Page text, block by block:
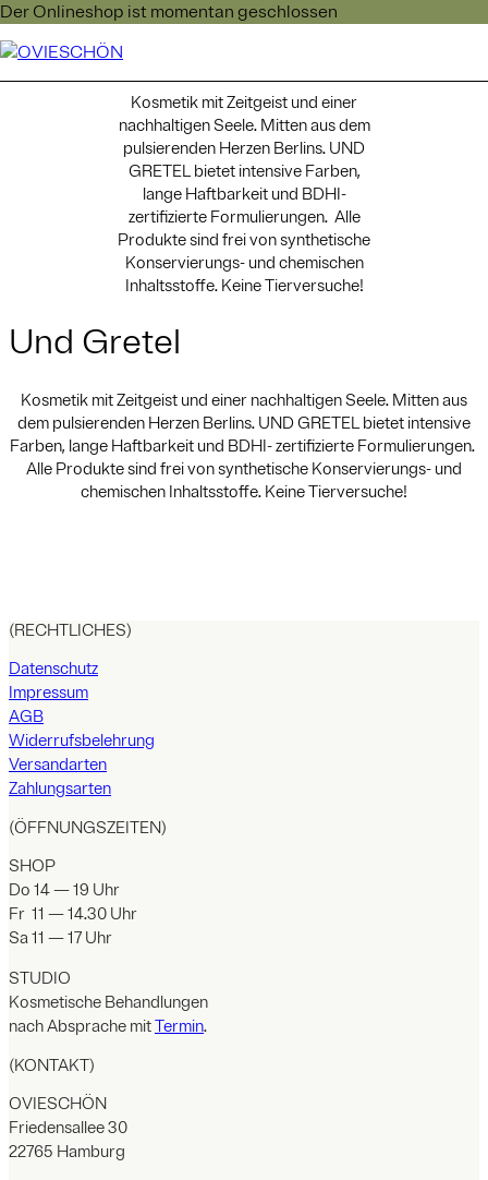
Der Onlineshop ist momentan geschlossen
Und Gretel
Kosmetik mit Zeitgeist und einer
nachhaltigen Seele. Mitten aus dem
pulsierenden Herzen Berlins. UND
GRETEL bietet intensive Farben,
lange Haftbarkeit und BDHI-
zertifizierte Formulierungen. Alle
Produkte sind frei von synthetische
Konservierungs- und chemischen
Inhaltsstoffe. Keine Tierversuche!
Und Gretel
Kosmetik mit Zeitgeist und einer nachhaltigen Seele. Mitten aus
dem pulsierenden Herzen Berlins. UND GRETEL bietet intensive
Farben, lange Haftbarkeit und BDHI- zertifizierte Formulierungen.
Alle Produkte sind frei von synthetische Konservierungs- und
chemischen Inhaltsstoffe. Keine Tierversuche!
(RECHTLICHES)
Datenschutz
Impressum
AGB
Widerrufsbelehrung
Versandarten
Zahlungsarten
(ÖFFNUNGSZEITEN)
SHOP
Do 14 — 19 Uhr
Fr 11 — 14.30 Uhr
Sa 11 — 17 Uhr
STUDIO
Kosmetische Behandlungen
nach Absprache mitTermin.
(KONTAKT)
OVIESCHÖN
Friedensallee 30
22765 Hamburg